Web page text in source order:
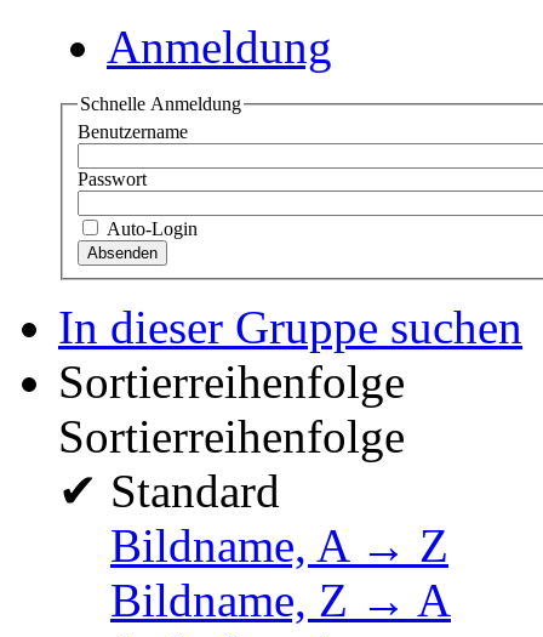
Anmeldung
Schnelle Anmeldung
Benutzername
Passwort
Auto-Login
In dieser Gruppe suchen
Sortierreihenfolge
Sortierreihenfolge
✔ Standard
Bildname, A → Z
Bildname, Z → A